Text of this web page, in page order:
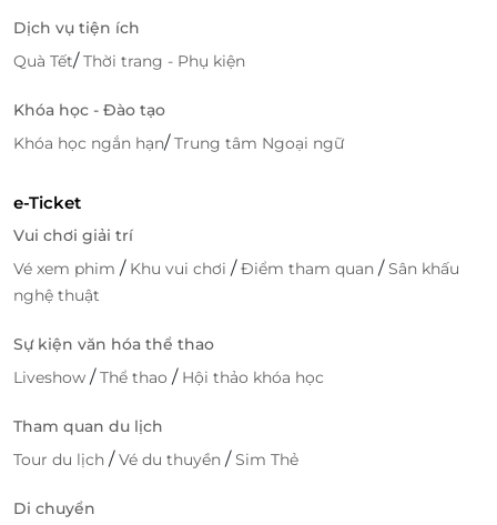
Dịch vụ tiện ích
Quà Tết/Thời trang - Phụ kiện
Khóa học - Đào tạo
Khóa học ngắn hạn/Trung tâm Ngoại ngữ
e-Ticket
Vui chơi giải trí
Vé xem phim / Khu vui chơi /Điểm tham quan /Sân khấu
nghệ thuật
Sự kiện văn hóa thể thao
Liveshow /Thể thao / Hội thảo khóa học
Tham quan du lịch
Tour du lịch /Vé du thuyền /Sim Thẻ
Di chuyển